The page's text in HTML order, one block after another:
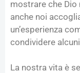
mostrare che Dio
anche noi
un’esperienza
condividere
La nostra vita è